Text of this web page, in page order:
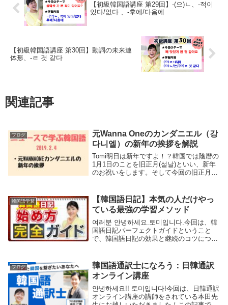
【初級韓国語講座 第29回】-(으)ㄴ、-적이
있다/없다 、-후에/다음에
【初級韓国語講座 第30回】動詞の未来連
体形、-ㄹ 것 같다
関連記事
ブログ
元Wanna Oneのカンダニエル（강
다니엘）の新年の挨拶を解説
Tomi明日は新年ですよ！？韓国では陰暦の
1月1日のことを旧正月(설날)といい、新年
のお祝いをします。そして今回の旧正月は
社によっては5連休！だから韓国人はみん
な...
韓国語学習
【韓国語日記】本気の人だけやっ
ている最強の学習メソッド
여러분 안녕하세요.토미입니다.今回は、韓
国語日記パーフェクトガイドということ
で、韓国語日記の効果と継続のコツについ
いて、「私は韓国語を話すことが目標なん
です」「そ...
ブログ
韓国語通訳士になろう：日韓通訳
オンライン講座
안녕하세요!! 토미입니다!今回は、日韓通訳
オンライン講座の講師をされている本田先